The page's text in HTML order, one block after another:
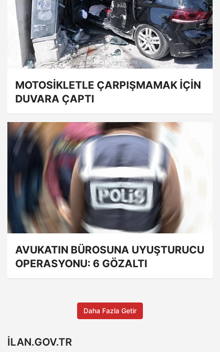
MOTOSİKLETLE ÇARPIŞMAMAK İÇİN
DUVARA ÇAPTI
AVUKATIN BÜROSUNA UYUŞTURUCU
OPERASYONU: 6 GÖZALTI
Daha Fazla Getir
ILAN.GOV.TR